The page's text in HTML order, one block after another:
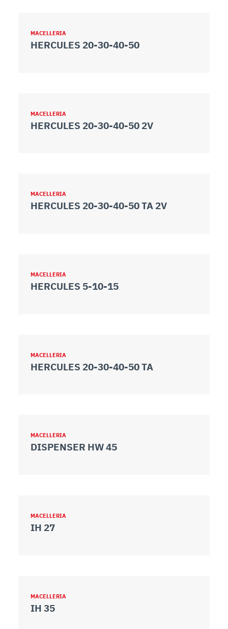
MACELLERIA
HERCULES 20-30-40-50
MACELLERIA
HERCULES 20-30-40-50 2V
MACELLERIA
HERCULES 20-30-40-50 TA 2V
MACELLERIA
HERCULES 5-10-15
MACELLERIA
HERCULES 20-30-40-50 TA
MACELLERIA
DISPENSER HW 45
MACELLERIA
IH 27
MACELLERIA
IH 35